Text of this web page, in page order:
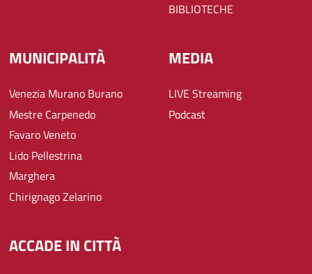
BIBLIOTECHE
MUNICIPALITÀ
Venezia Murano Burano
Mestre Carpenedo
Favaro Veneto
Lido Pellestrina
Marghera
Chirignago Zelarino
MEDIA
LIVE Streaming
Podcast
ACCADE IN CITTÀ